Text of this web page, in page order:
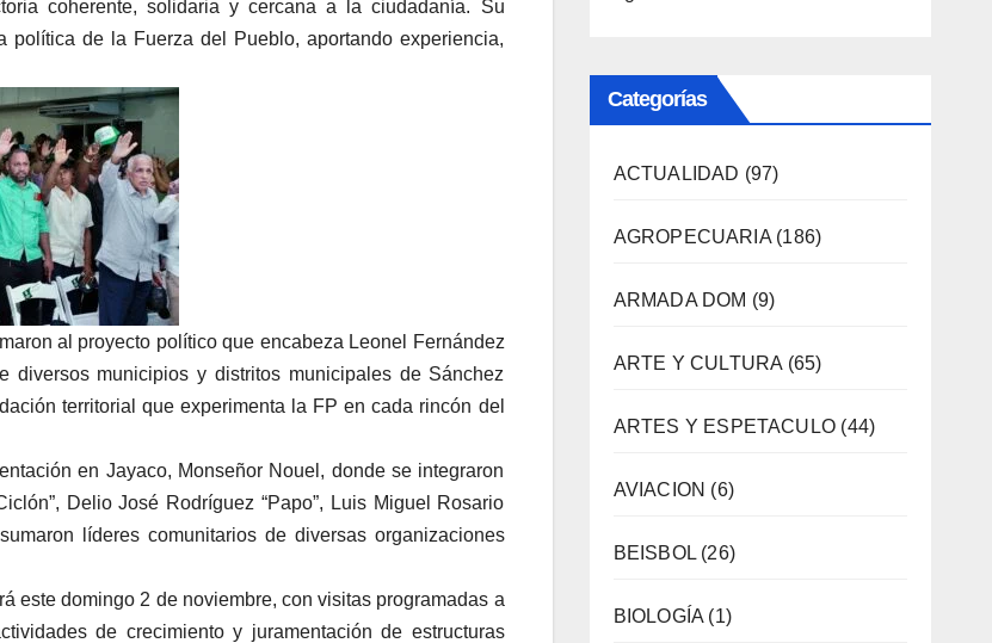
coherente, solidaria y cercana a la ciudadanía. Su
política de la Fuerza del Pueblo, aportando experiencia,
al proyecto político que encabeza Leonel Fernández
municipios y distritos municipales de Sánchez
territorial que experimenta la FP en cada rincón del
en Jayaco, Monseñor Nouel, donde se integraron
Delio José Rodríguez “Papo”, Luis Miguel Rosario
líderes comunitarios de diversas organizaciones
este domingo 2 de noviembre, con visitas programadas a
de crecimiento y juramentación de estructuras
Categorías
ACTUALIDAD (97)
AGROPECUARIA(186)
ARMADA DOM (9)
ARTE Y CULTURA (65)
ARTES Y ESPETACULO (44)
AVIACION (6)
BEISBOL(26)
BIOLOGÍA (1)